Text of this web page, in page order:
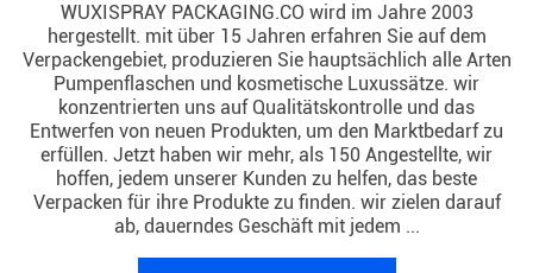
WUXISPRAY PACKAGING.CO wird im Jahre 2003
hergestellt. mit über 15 Jahren erfahren Sie auf dem
Verpackengebiet, produzieren Sie hauptsächlich alle Arten
Pumpenflaschen und kosmetische Luxussätze. wir
konzentrierten uns auf Qualitätskontrolle und das
Entwerfen von neuen Produkten, um den Marktbedarf zu
erfüllen. Jetzt haben wir mehr, als 150 Angestellte, wir
hoffen, jedem unserer Kunden zu helfen, das beste
Verpacken für ihre Produkte zu finden. wir zielen darauf
ab, dauerndes Geschäft mit jedem ...